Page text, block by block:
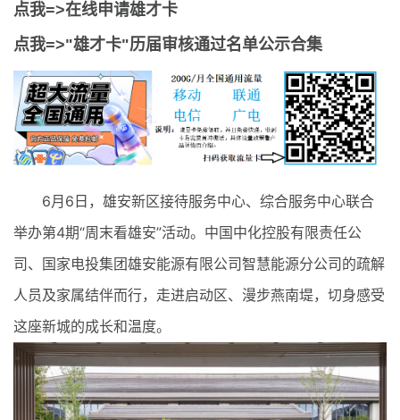
点我=>在线申请雄才卡
点我=>"雄才卡"历届审核通过名单公示合集
6月6日，雄安新区接待服务中心、综合服务中心联合
举办第4期“周末看雄安”活动。中国中化控股有限责任公
司、国家电投集团雄安能源有限公司智慧能源分公司的疏解
人员及家属结伴而行，走进启动区、漫步燕南堤，切身感受
这座新城的成长和温度。